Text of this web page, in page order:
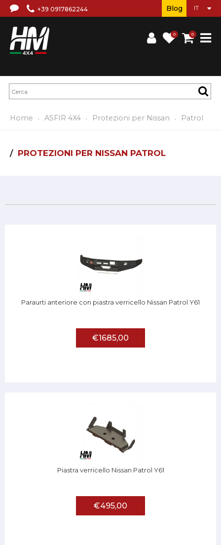
+39 0917862244
0 0
Blog
Home ASFIR 4X4 Protezioni per Nissan Patrol
PROTEZIONI PER NISSAN PATROL
Paraurti anteriore con piastra verricello Nissan Patrol Y61
€1685,00
Piastra verricello Nissan Patrol Y61
€495,00